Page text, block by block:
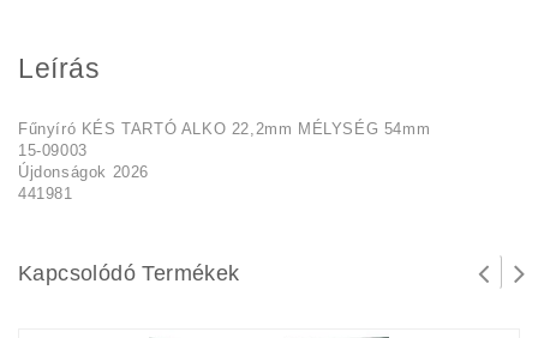
Leírás
Fűnyíró KÉS TARTÓ ALKO 22,2mm MÉLYSÉG 54mm
15-09003
Újdonságok 2026
441981
Kapcsolódó Termékek